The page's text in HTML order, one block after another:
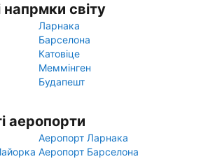
світу
Ларнака
Барселона
Катовіце
Меммінген
Будапешт
аеропорти
Аеропорт Ларнака
Аеропорт Барселона